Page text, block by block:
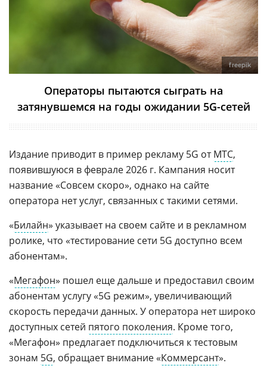
freepik
Операторы пытаются сыграть на
затянувшемся на годы ожидании 5G-сетей
Издание приводит в пример рекламу 5G отМТС,
появившуюся в феврале 2026 г. Кампания носит
название «Совсем скоро», однако на сайте
оператора нет услуг, связанных с такими сетями.
«Билайн» указывает на своем сайте и в рекламном
ролике, что «тестирование сети 5G доступно всем
абонентам».
«Мегафон» пошел еще дальше и предоставил своим
абонентам услугу «5G режим», увеличивающий
скорость передачи данных. У оператора нет широко
доступных сетей пятого поколения. Кроме того,
«Мегафон» предлагает подключиться к тестовым
зонам 5G, обращает внимание «Коммерсант».